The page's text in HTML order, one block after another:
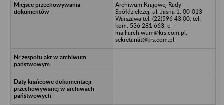
Archiwum Krajowej Rady
Spółdzielczej, ul. Jasna 1, 00-013
Warszawa tel. (22)596 43 00, tel.
kom. 536 281 663, e-
mail:archiwum@krs.com.pl,
sekretariat@krs.com.pl